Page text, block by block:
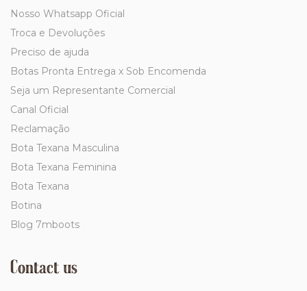
Nosso Whatsapp Oficial
Troca e Devoluções
Preciso de ajuda
Botas Pronta Entrega x Sob Encomenda
Seja um Representante Comercial
Canal Oficial
Reclamação
Bota Texana Masculina
Bota Texana Feminina
Bota Texana
Botina
Blog 7mboots
Contact us